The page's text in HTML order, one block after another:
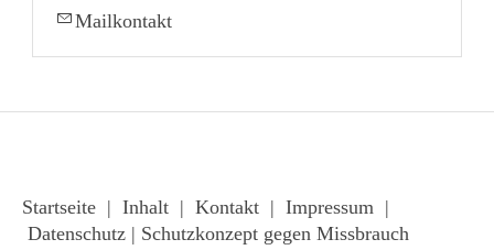
Mailkontakt
Startseite | Inhalt | Kontakt | Impressum |
Datenschutz | Schutzkonzept gegen Missbrauch